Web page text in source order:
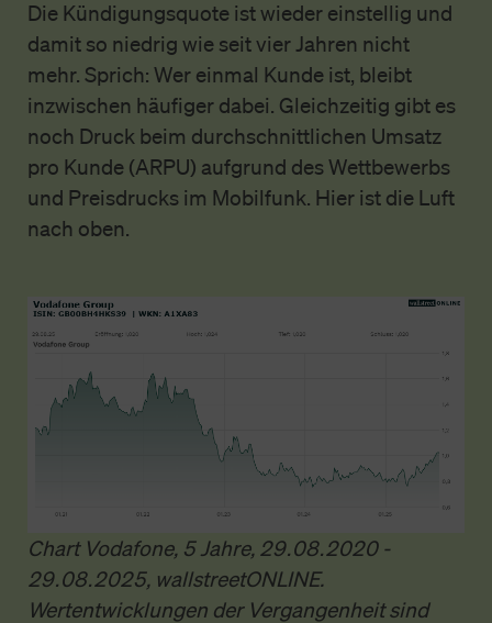
Die Kündigungsquote ist wieder einstellig und
damit so niedrig wie seit vier Jahren nicht
mehr. Sprich: Wer einmal Kunde ist, bleibt
inzwischen häufiger dabei. Gleichzeitig gibt es
noch Druck beim durchschnittlichen Umsatz
pro Kunde (ARPU) aufgrund des Wettbewerbs
und Preisdrucks im Mobilfunk. Hier ist die Luft
nach oben.
Chart Vodafone, 5 Jahre, 29.08.2020 -
29.08.2025, wallstreetONLINE.
Wertentwicklungen der Vergangenheit sind